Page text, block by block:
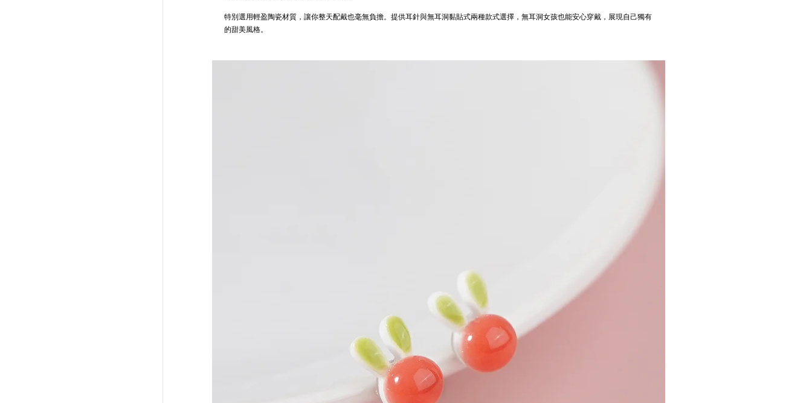
特別選用輕盈陶瓷材質，讓你整天配戴也毫無負擔。提供耳針與無耳洞黏貼式兩種款式選擇，無耳洞女孩也能安心穿戴，展現自己獨有
的甜美風格。